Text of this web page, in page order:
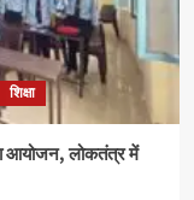
शिक्षा
आयोजन, लोकतंत्र में